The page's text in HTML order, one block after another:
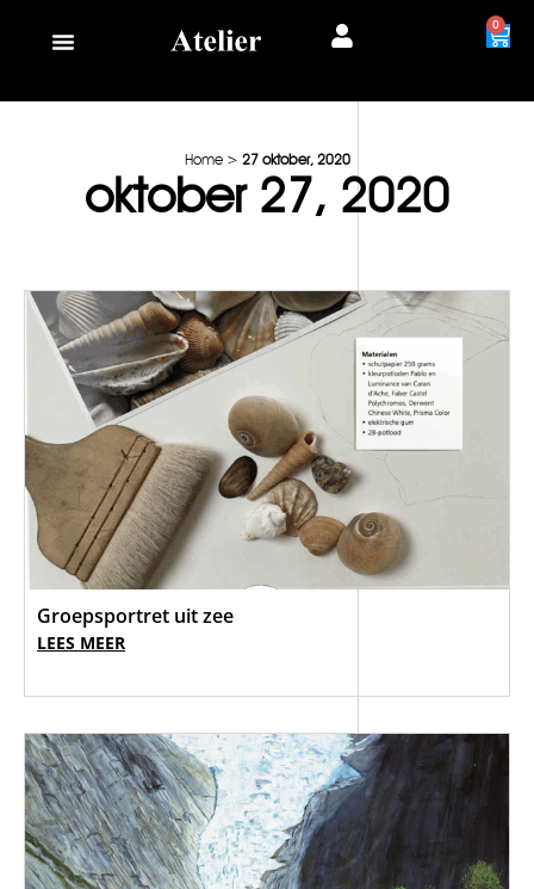
0
Home> 27 oktober, 2020
oktober 27, 2020
Groepsportret uit zee
LEES MEER